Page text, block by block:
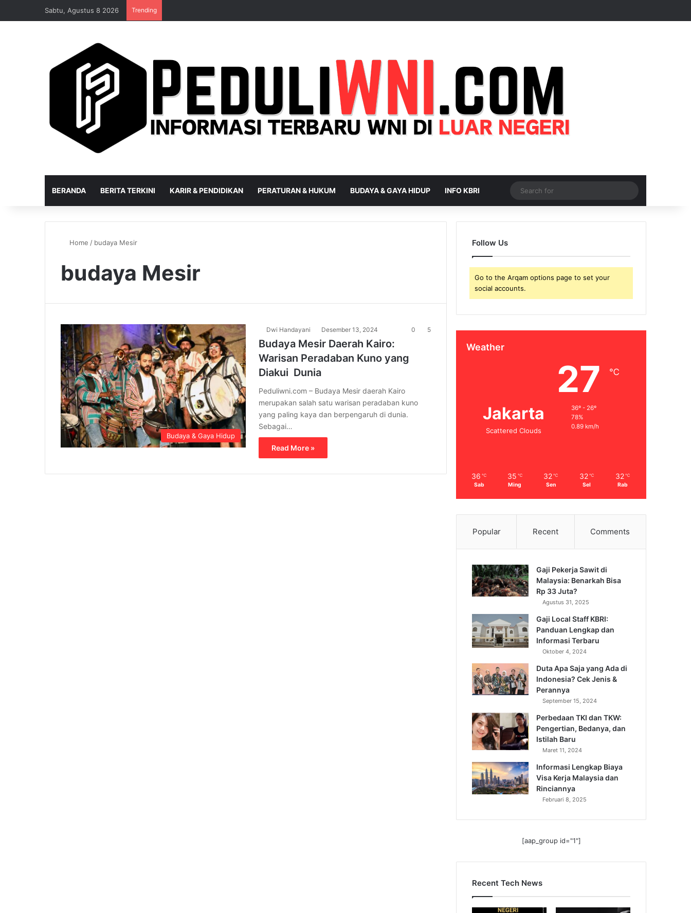
Sabtu, Agustus 8 2026 Trending
BERANDA BERITA TERKINI KARIR & PENDIDIKAN PERATURAN & HUKUM BUDAYA & GAYA HIDUP INFO KBRI
for
Home / budaya Mesir
budaya Mesir
Budaya & Gaya Hidup
Dwi Handayani Desember 13, 2024 0 5
Budaya Mesir Daerah Kairo:
Warisan Peradaban Kuno yang
Diakui Dunia
Peduliwni.com – Budaya Mesir daerah Kairo
merupakan salah satu warisan peradaban kuno
yang paling kaya dan berpengaruh di dunia.
Sebagai…
Read More »
Follow Us
Go to the Arqam options page to set your
social accounts.
Weather
Jakarta
Scattered Clouds
27 ℃
36º - 26º
78%
0.89 km/h
36 ℃
Sab
35 ℃
Ming
32 ℃
Sen
32 ℃
Sel
32 ℃
Rab
Popular Recent Comments
Gaji Pekerja Sawit di
Malaysia: Benarkah Bisa
Rp 33 Juta?
Agustus 31, 2025
Gaji Local Staff KBRI:
Panduan Lengkap dan
Informasi Terbaru
Oktober 4, 2024
Duta Apa Saja yang Ada di
Indonesia? Cek Jenis &
Perannya
September 15, 2024
Perbedaan TKI dan TKW:
Pengertian, Bedanya, dan
Istilah Baru
Maret 11, 2024
Informasi Lengkap Biaya
Visa Kerja Malaysia dan
Rinciannya
Februari 8, 2025
[aap_group id="1"]
Recent Tech News